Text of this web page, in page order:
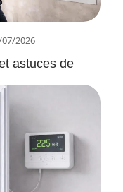
2026
astuces de